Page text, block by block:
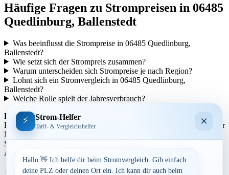
Häufige Fragen zu Strompreisen in 06485
Quedlinburg, Ballenstedt
Was beeinflusst die Strompreise in 06485 Quedlinburg,
Ballenstedt?
Wie setzt sich der Strompreis zusammen?
Warum unterscheiden sich Strompreise je nach Region?
Lohnt sich ein Stromvergleich in 06485 Quedlinburg,
Ballenstedt?
Welche Rolle spielt der Jahresverbrauch?
Regionale Unterschiede:
Die Strompreise variieren je nach Region aufgrund unterschiedlicher
Netzentgelte und Steuern. In städtischen Gebieten können die
Strompreise tendenziell höher sein als in ländlicheren Gegenden.
Auch die Anbieterstruktur kann sich regional unterscheiden.
Aufrufe: 279
⚡ Strom-Helfer
Tarif- & Vergleichshelfer ×
Hallo 👋 Ich helfe dir beim Stromvergleich. Gib einfach
deine PLZ oder deinen Ort ein. Ich kann dir auch beim